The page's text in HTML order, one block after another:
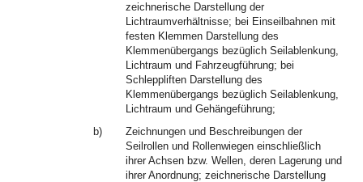
zeichnerische Darstellung der
Lichtraumverhältnisse; bei Einseilbahnen mit
festen Klemmen Darstellung des
Klemmenübergangs bezüglich Seilablenkung,
Lichtraum und Fahrzeugführung; bei
Schleppliften Darstellung des
Klemmenübergangs bezüglich Seilablenkung,
Lichtraum und Gehängeführung;
b)
Zeichnungen und Beschreibungen der
Seilrollen und Rollenwiegen einschließlich
ihrer Achsen bzw. Wellen, deren Lagerung und
ihrer Anordnung; zeichnerische Darstellung